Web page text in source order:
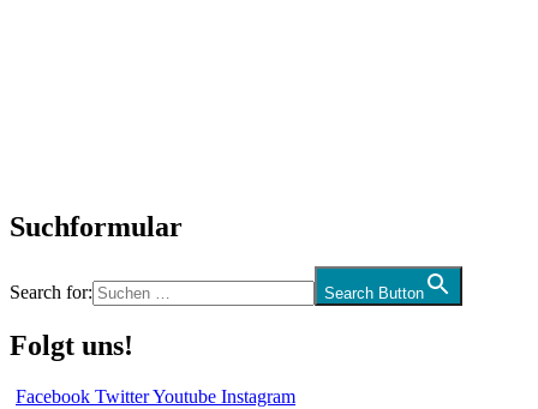
Suchformular
Search for: Search Button
Folgt uns!
Facebook TwitterYoutube Instagram